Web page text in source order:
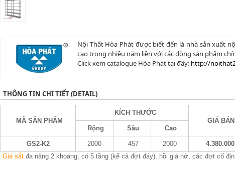
Nội Thất Hòa Phát được biết đến là nhà sản xuất
cao trong nhiều năm liền với các dòng sản phẩm
Click xem catalogue Hòa Phát tại đây: http://
THÔNG TIN CHI TIẾT (DETAIL)
MÃ SẢN PHẨM
KÍCH THƯỚC
GIÁ BÁN
Rộng
Sâu Cao
GS2-K2 2000 457 2000
4.380.000
Giá sắt đa năng 2 khoang, có 5 tầng (kể cả đợt đáy), hồi giá hở, các đợt cố